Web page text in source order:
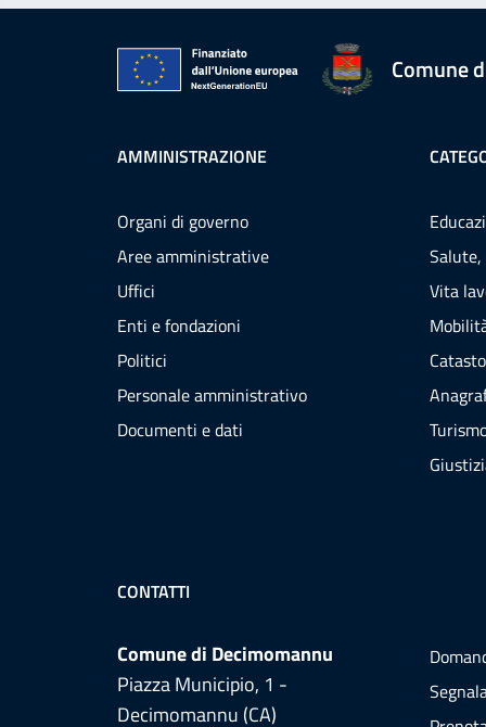
Comune
AMMINISTRAZIONE
Organi di governo
Aree amministrative
Uffici
Enti e fondazioni
Politici
Personale amministrativo
Documenti e dati
Salute,
Vita
CONTATTI
Comune di Decimomannu
Piazza Municipio, 1 -
Decimomannu (CA)